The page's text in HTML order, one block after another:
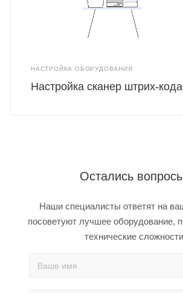
НАСТРОЙКА ОБОРУДОВАНИЯ
Настройка сканер штрих-кода
Остались
Наши специалисты ответят на
посоветуют лучшее оборудование,
технические